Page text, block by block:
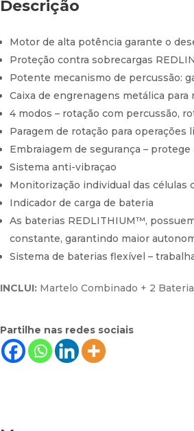
Descrição
Motor de alta potência garante o
Proteção contra sobrecargas
Potente mecanismo de percussão:
Caixa de engrenagens metálica para
4 modos – rotação com percussão,
Paragem de rotação para operações
Embraiagem de segurança –
Sistema anti-vibraçao
Monitorização individual das células
Indicador de carga de bateria
As baterias REDLITHIUM™,
constante, garantindo maior
Sistema de baterias flexível –
INCLUI: Martelo Combinado + 2
Partilhe nas redes sociais